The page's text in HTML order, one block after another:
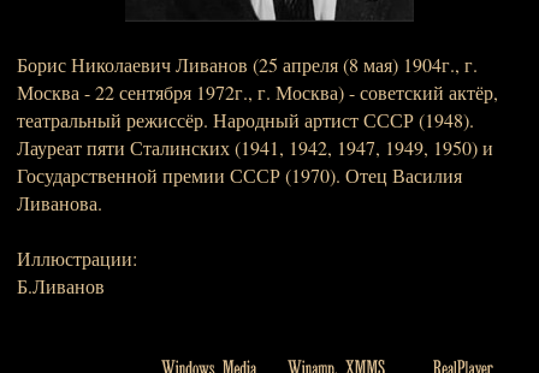
Борис Николаевич Ливанов (25 апреля (8 мая) 1904г., г.
Москва - 22 сентября 1972г., г. Москва) - советский актёр,
театральный режиссёр. Народный артист СССР (1948).
Лауреат пяти Сталинских (1941, 1942, 1947, 1949, 1950) и
Государственной премии СССР (1970). Отец Василия
Ливанова.
Иллюстрации:
Б.Ливанов